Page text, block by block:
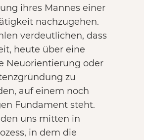
ihres Mannes einer
nachzugehen.
verdeutlichen, dass
heute über eine
Neuorientierung oder
zu
auf einem noch
Fundament steht.
uns mitten in
in dem die